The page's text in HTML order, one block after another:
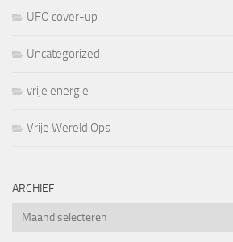
UFO cover-up
Uncategorized
vrije energie
Vrije Wereld Ops
ARCHIEF
Archief